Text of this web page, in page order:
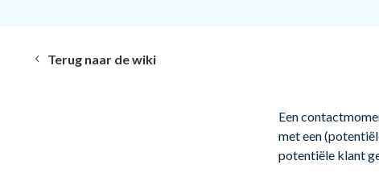
Terug naar de wiki
Een
met een
potentiële klant